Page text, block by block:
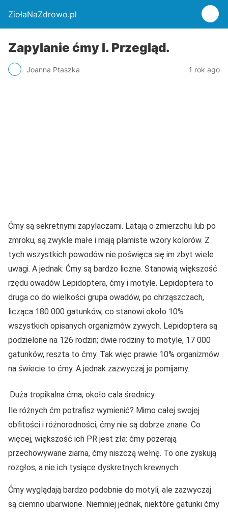
ZiołaNaZdrowo.pl
Zapylanie ćmy I. Przegląd.
Joanna Ptaszka 1 rok ago
Ćmy są sekretnymi zapylaczami. Latają o zmierzchu lub po
zmroku, są zwykle małe i mają plamiste wzory kolorów. Z
tych wszystkich powodów nie poświęca się im zbyt wiele
uwagi. A jednak: Ćmy są bardzo liczne. Stanowią większość
rzędu owadów Lepidoptera, ćmy i motyle. Lepidoptera to
druga co do wielkości grupa owadów, po chrząszczach,
licząca 180 000 gatunków, co stanowi około 10%
wszystkich opisanych organizmów żywych. Lepidoptera są
podzielone na 126 rodzin; dwie rodziny to motyle, 17 000
gatunków, reszta to ćmy. Tak więc prawie 10% organizmów
na świecie to ćmy. A jednak zazwyczaj je pomijamy.
Duża tropikalna ćma, około cala średnicy
Ile różnych ćm potrafisz wymienić? Mimo całej swojej
obfitości i różnorodności, ćmy nie są dobrze znane. Co
więcej, większość ich PR jest zła: ćmy pożerają
przechowywane ziarna, ćmy niszczą wełnę. To one zyskują
rozgłos, a nie ich tysiące dyskretnych krewnych.
Ćmy wyglądają bardzo podobnie do motyli, ale zazwyczaj
są ciemno ubarwione. Niemniej jednak, niektóre gatunki ćmy